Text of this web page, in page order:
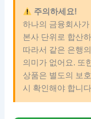
주의하세요!
하나의 금융회사
본사 단위로 합산
따라서 같은 은행
의미가 없어요. 또
상품은 별도의 보
시 확인해야 합니